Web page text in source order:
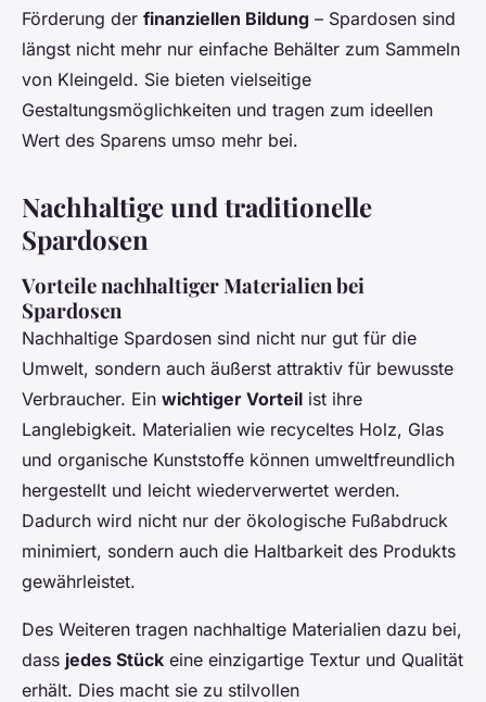
Förderung der finanziellen Bildung – Spardosen sind
längst nicht mehr nur einfache Behälter zum Sammeln
von Kleingeld. Sie bieten vielseitige
Gestaltungsmöglichkeiten und tragen zum ideellen
Wert des Sparens umso mehr bei.
Nachhaltige und traditionelle
Spardosen
Vorteile nachhaltiger Materialien bei
Spardosen
Nachhaltige Spardosen sind nicht nur gut für die
Umwelt, sondern auch äußerst attraktiv für bewusste
Verbraucher. Ein wichtiger Vorteil ist ihre
Langlebigkeit. Materialien wie recyceltes Holz, Glas
und organische Kunststoffe können umweltfreundlich
hergestellt und leicht wiederverwertet werden.
Dadurch wird nicht nur der ökologische Fußabdruck
minimiert, sondern auch die Haltbarkeit des Produkts
gewährleistet.
Des Weiteren tragen nachhaltige Materialien dazu bei,
dass jedes Stück eine einzigartige Textur und Qualität
erhält. Dies macht sie zu stilvollen